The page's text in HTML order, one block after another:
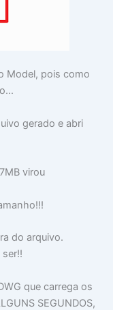
Model, pois como
gerado e abri
virou
do arquivo.
que carrega os
SEGUNDOS,